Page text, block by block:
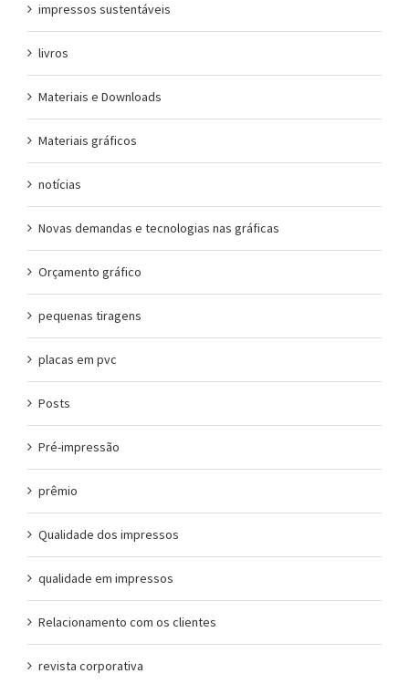
impressos sustentáveis
livros
Materiais e Downloads
Materiais gráficos
notícias
Novas demandas e tecnologias nas gráficas
Orçamento gráfico
pequenas tiragens
placas em pvc
Posts
Pré-impressão
prêmio
Qualidade dos impressos
qualidade em impressos
Relacionamento com os clientes
revista corporativa